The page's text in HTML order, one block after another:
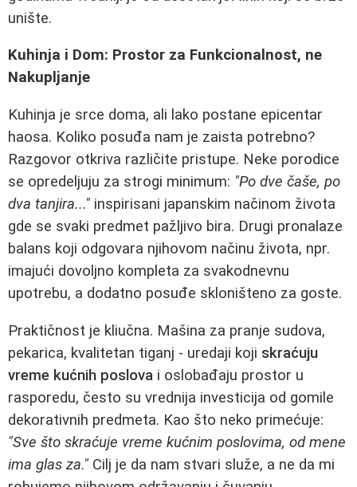
unište.
Kuhinja i Dom: Prostor za Funkcionalnost, ne
Nakupljanje
Kuhinja je srce doma, ali lako postane epicentar
haosa. Koliko posuđa nam je zaista potrebno?
Razgovor otkriva različite pristupe. Neke porodice
se opredeljuju za strogi minimum: "Po dve čaše, po
dva tanjira..." inspirisani japanskim načinom života
gde se svaki predmet pažljivo bira. Drugi pronalaze
balans koji odgovara njihovom načinu života, npr.
imajući dovoljno kompleta za svakodnevnu
upotrebu, a dodatno posuđe skloništeno za goste.
Praktičnost je kliučna. Mašina za pranje sudova,
pekarica, kvalitetan tiganj - uredaji koji skraćuju
vreme kućnih poslova i oslobađaju prostor u
rasporedu, često su vrednija investicija od gomile
dekorativnih predmeta. Kao što neko primećuje:
"Sve što skraćuje vreme kućnim poslovima, od mene
ima glas za." Cilj je da nam stvari služe, a ne da mi